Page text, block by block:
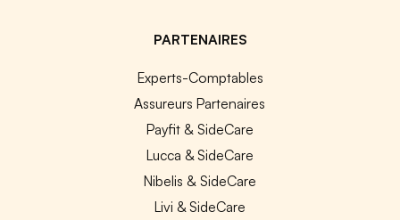
PARTENAIRES
Experts-Comptables
Assureurs Partenaires
Payfit & SideCare
Lucca & SideCare
Nibelis & SideCare
Livi & SideCare